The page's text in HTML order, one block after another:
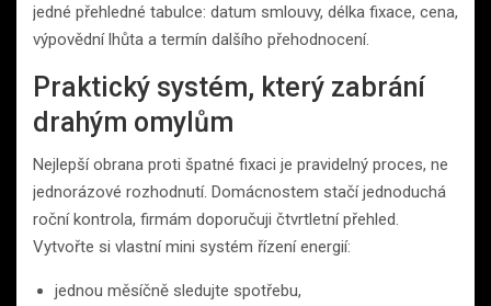
jedné přehledné tabulce: datum smlouvy, délka fixace, cena,
výpovědní lhůta a termín dalšího přehodnocení.
Praktický systém, který zabrání
drahým omylům
Nejlepší obrana proti špatné fixaci je pravidelný proces, ne
jednorázové rozhodnutí. Domácnostem stačí jednoduchá
roční kontrola, firmám doporučuji čtvrtletní přehled.
Vytvořte si vlastní mini systém řízení energií:
jednou měsíčně sledujte spotřebu,